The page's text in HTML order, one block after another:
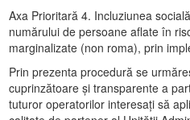
Axa Prioritară 4. Incluziunea
numărului de persoane aflate în
marginalizate (non roma), prin
Prin prezenta procedură se
cuprinzătoare şi transparente a
tuturor operatorilor interesaţi să